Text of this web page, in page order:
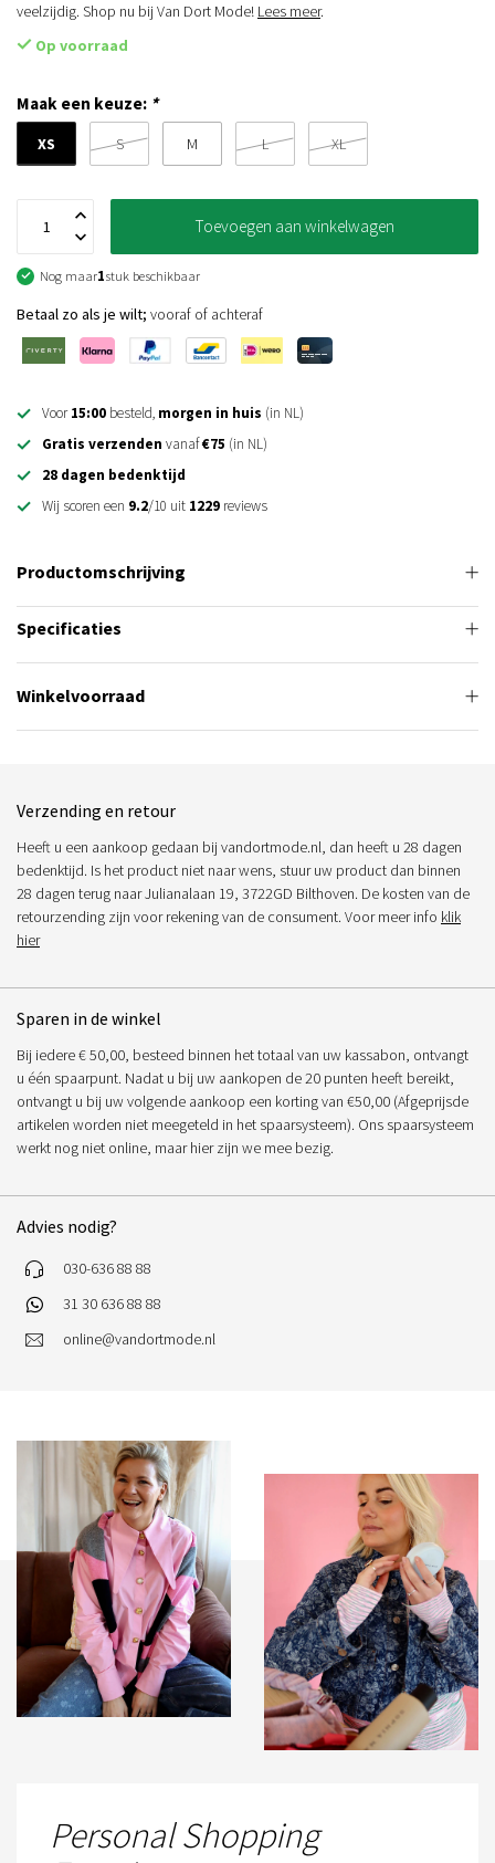
veelzijdig. Shop nu bij Van Dort Mode! Lees meer.
Op voorraad
Maak een keuze: *
XS S M L XL
Toevoegen aan winkelwagen
Nog maar1stuk beschikbaar
Betaal zo als je wilt; vooraf of achteraf
Voor15:00 besteld, morgen in huis (in NL)
Gratis verzenden vanaf€75 (in NL)
28 dagen bedenktijd
Wij scoren een 9.2/10 uit 1229 reviews
Productomschrijving
Specificaties
Winkelvoorraad
Verzending en retour
Heeft u een aankoop gedaan bij vandortmode.nl, dan heeft u 28 dagen
bedenktijd. Is het product niet naar wens, stuur uw product dan binnen
28 dagen terug naar Julianalaan 19, 3722GD Bilthoven. De kosten van de
retourzending zijn voor rekening van de consument. Voor meer info klik
hier
Sparen in de winkel
Bij iedere € 50,00, besteed binnen het totaal van uw kassabon, ontvangt
u één spaarpunt. Nadat u bij uw aankopen de 20 punten heeft bereikt,
ontvangt u bij uw volgende aankoop een korting van €50,00 (Afgeprijsde
artikelen worden niet meegeteld in het spaarsysteem). Ons spaarsysteem
werkt nog niet online, maar hier zijn we mee bezig.
Advies nodig?
030-636 88 88
31 30 636 88 88
online@vandortmode.nl
Personal Shopping